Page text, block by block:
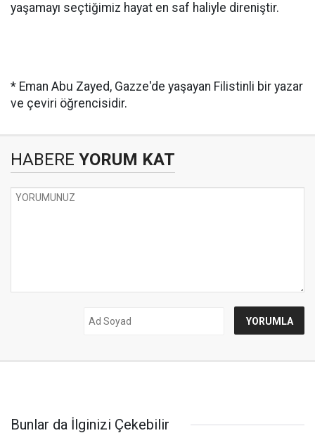
yaşamayı seçtiğimiz hayat en saf haliyle direniştir.
* Eman Abu Zayed, Gazze'de yaşayan Filistinli bir yazar
ve çeviri öğrencisidir.
HABERE YORUM KAT
Bunlar da İlginizi Çekebilir